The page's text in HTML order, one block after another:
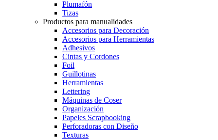
Plumafón
Tizas
Productos para manualidades
Accesorios para Decoración
Accesorios para Herramientas
Adhesivos
Cintas y Cordones
Foil
Guillotinas
Herramientas
Lettering
Máquinas de Coser
Organización
Papeles Scrapbooking
Perforadoras con Diseño
Texturas